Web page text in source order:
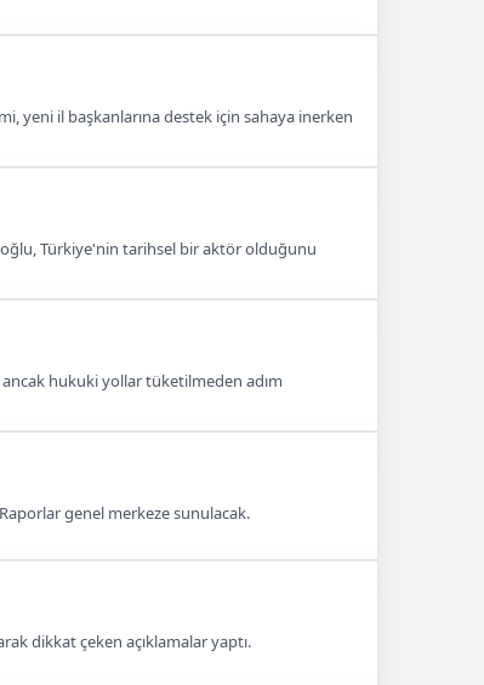
yeni il başkanlarına destek için sahaya inerken
Türkiye'nin tarihsel bir aktör olduğunu
hukuki yollar tüketilmeden adım
genel merkeze sunulacak.
dikkat çeken açıklamalar yaptı.